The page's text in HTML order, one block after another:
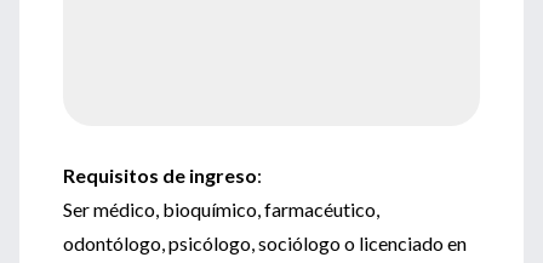
Requisitos de ingreso:
Ser médico, bioquímico, farmacéutico,
odontólogo, psicólogo, sociólogo o licenciado en